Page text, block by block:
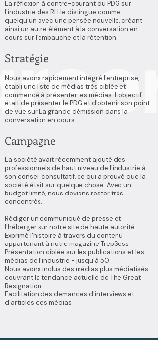
La réflexion à contre-courant du PDG sur
l'industrie des RH le distingue comme
quelqu'un avec une pensée nouvelle, créant
ainsi un autre élément à la conversation en
cours sur l'embauche et la rétention.
Stratégie
Nous avons rapidement intégré l'entreprise,
établi une liste de médias très ciblée et
commencé à présenter les médias. L'objectif
était de présenter le PDG et d'obtenir son point
de vue sur La grande démission dans la
conversation en cours.
Campagne
La société avait récemment ajouté des
professionnels de haut niveau de l'industrie à
son conseil consultatif, ce qui a prouvé que la
société était sur quelque chose. Avec un
budget limité, nous devions rester très
concentrés.
Rédiger un communiqué de presse et
l'héberger sur notre site de haute autorité
Exprimé l'histoire à travers du contenu
appartenant à notre magazine TrepSess
Présentation ciblée sur les publications et les
médias de l'industrie - jusqu'à 50
Nous avons inclus des médias plus médiatisés
couvrant la tendance actuelle de The Great
Resignation
Facilitation des demandes d'interviews et
d'articles des médias